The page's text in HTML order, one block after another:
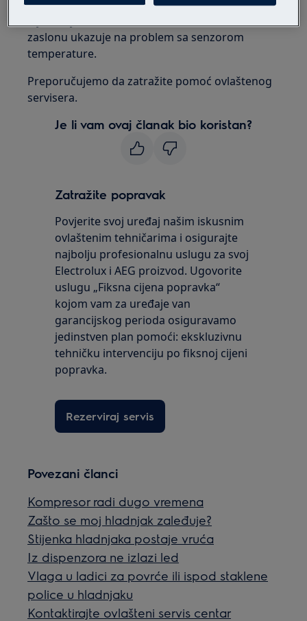
zaslonu ukazuje na problem sa senzorom
temperature.
Preporučujemo da zatražite pomoć ovlaštenog
servisera.
Je li vam ovaj članak bio koristan?
Zatražite popravak
Povjerite svoj uređaj našim iskusnim
ovlaštenim tehničarima i osigurajte
najbolju profesionalnu uslugu za svoj
Electrolux i AEG proizvod. Ugovorite
uslugu „Fiksna cijena popravka“
kojom vam za uređaje van
garancijskog perioda osiguravamo
jedinstven plan pomoći: ekskluzivnu
tehničku intervenciju po fiksnoj cijeni
popravka.
Rezerviraj servis
Povezani članci
Kompresor radi dugo vremena
Zašto se moj hladnjak zaleđuje?
Stijenka hladnjaka postaje vruća
Iz dispenzora ne izlazi led
Vlaga u ladici za povrće ili ispod staklene
police u hladnjaku
Kontaktirajte ovlašteni servis centar